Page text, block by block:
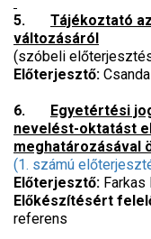
5. Tájékoztató
változásáról
(szóbeli
Előterjesztő:
6. Egyetértési
nevelést-oktatást
meghatározásával
(1. számú
Előterjesztő: Farkas
Előkészítésért
referens